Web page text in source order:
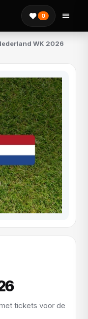
0
WK 2026
tickets voor de